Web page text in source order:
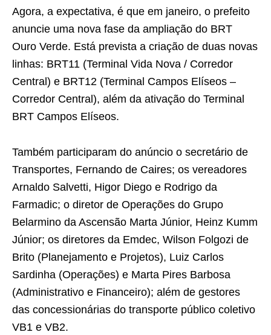
Agora, a expectativa, é que em janeiro, o prefeito
anuncie uma nova fase da ampliação do BRT
Ouro Verde. Está prevista a criação de duas novas
linhas: BRT11 (Terminal Vida Nova / Corredor
Central) e BRT12 (Terminal Campos Elíseos –
Corredor Central), além da ativação do Terminal
BRT Campos Elíseos.
Também participaram do anúncio o secretário de
Transportes, Fernando de Caires; os vereadores
Arnaldo Salvetti, Higor Diego e Rodrigo da
Farmadic; o diretor de Operações do Grupo
Belarmino da Ascensão Marta Júnior, Heinz Kumm
Júnior; os diretores da Emdec, Wilson Folgozi de
Brito (Planejamento e Projetos), Luiz Carlos
Sardinha (Operações) e Marta Pires Barbosa
(Administrativo e Financeiro); além de gestores
das concessionárias do transporte público coletivo
VB1 e VB2.